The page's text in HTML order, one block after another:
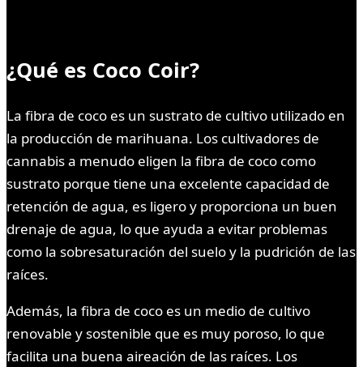
¿Qué es Coco Coir?
La fibra de coco es un sustrato de cultivo utilizado en
la producción de marihuana. Los cultivadores de
cannabis a menudo eligen la fibra de coco como
sustrato porque tiene una excelente capacidad de
retención de agua, es ligero y proporciona un buen
drenaje de agua, lo que ayuda a evitar problemas
como la sobresaturación del suelo y la pudrición de las
raíces.
Además, la fibra de coco es un medio de cultivo
renovable y sostenible que es muy poroso, lo que
facilita una buena aireación de las raíces. Los